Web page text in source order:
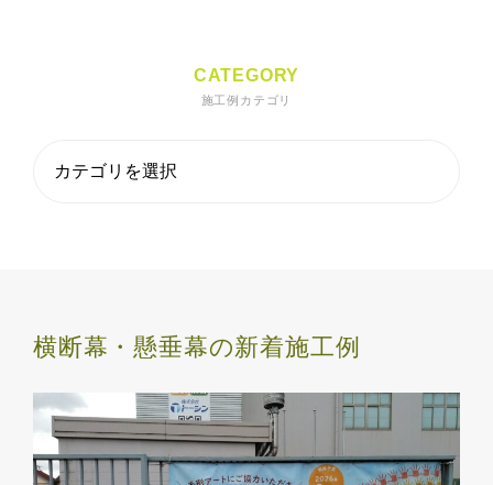
CATEGORY
施工例カテゴリ
横断幕・懸垂幕の新着施工例